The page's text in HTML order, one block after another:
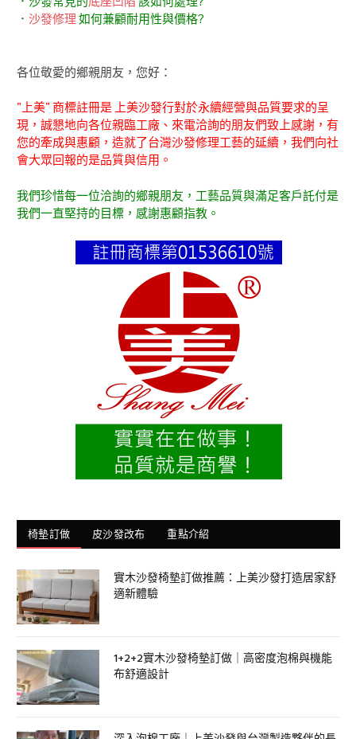
． 沙發修理 如何兼顧耐用性與價格?
各位敬愛的鄉親朋友，您好：
"上美" 商標註冊是 上美沙發行對於永續經營與品質要求的呈
現，誠懇地向各位親臨工廠、來電洽詢的朋友們致上感謝，有
您的牽成與惠顧，造就了台灣沙發修理工藝的延續，我們向社
會大眾回報的是品質與信用。
我們珍惜每一位洽詢的鄉親朋友，工藝品質與滿足客戶託付是
我們一直堅持的目標，感謝惠顧指教。
椅墊訂做 皮沙發改布 重點介紹
實木沙發椅墊訂做推薦：上美沙發打造居家舒
適新體驗
1+2+2實木沙發椅墊訂做｜高密度泡棉與機能
布舒適設計